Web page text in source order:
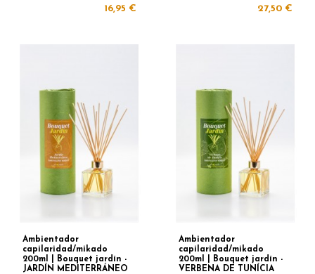
16,95 € 27,50 €
Ambientador
capilaridad/mikado
200ml | Bouquet jardín -
JARDÍN MEDITERRÁNEO
Ambientador
capilaridad/mikado
200ml | Bouquet jardín -
VERBENA DE TUNÍCIA